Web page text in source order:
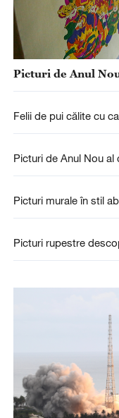
Picturi de Anul
Felii de pui călite cu
Picturi de Anul Nou al
Picturi murale în stil
Picturi rupestre